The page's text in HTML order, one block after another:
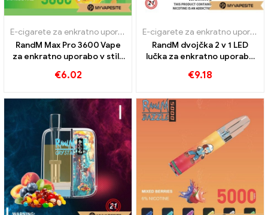
E-cigarete za enkratno uporabo
RandM Max Pro 3600 Vape
za enkratno uporabo v stilu
€6.02
E-cigarete za enkratno uporabo
RandM dvojčka 2 v 1 LED
lučka za enkratno uporabo
€9.18